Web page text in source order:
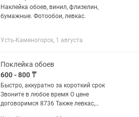
Наклейка обоев, винил, флизелин,
бумажные. Фотообои, левкас.
Усть-Каменогорск, 1 августа
Поклейка обоев
600 - 800 ₸
Быстро, аккуратно за короткий срок
Звоните в любое время О цене
договоримся 8736 Также левкас,